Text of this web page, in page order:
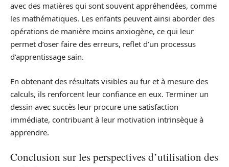
avec des matières qui sont souvent appréhendées, comme
les mathématiques. Les enfants peuvent ainsi aborder des
opérations de manière moins anxiogène, ce qui leur
permet d’oser faire des erreurs, reflet d’un processus
d’apprentissage sain.
En obtenant des résultats visibles au fur et à mesure des
calculs, ils renforcent leur confiance en eux. Terminer un
dessin avec succès leur procure une satisfaction
immédiate, contribuant à leur motivation intrinsèque à
apprendre.
Conclusion sur les perspectives d’utilisation des